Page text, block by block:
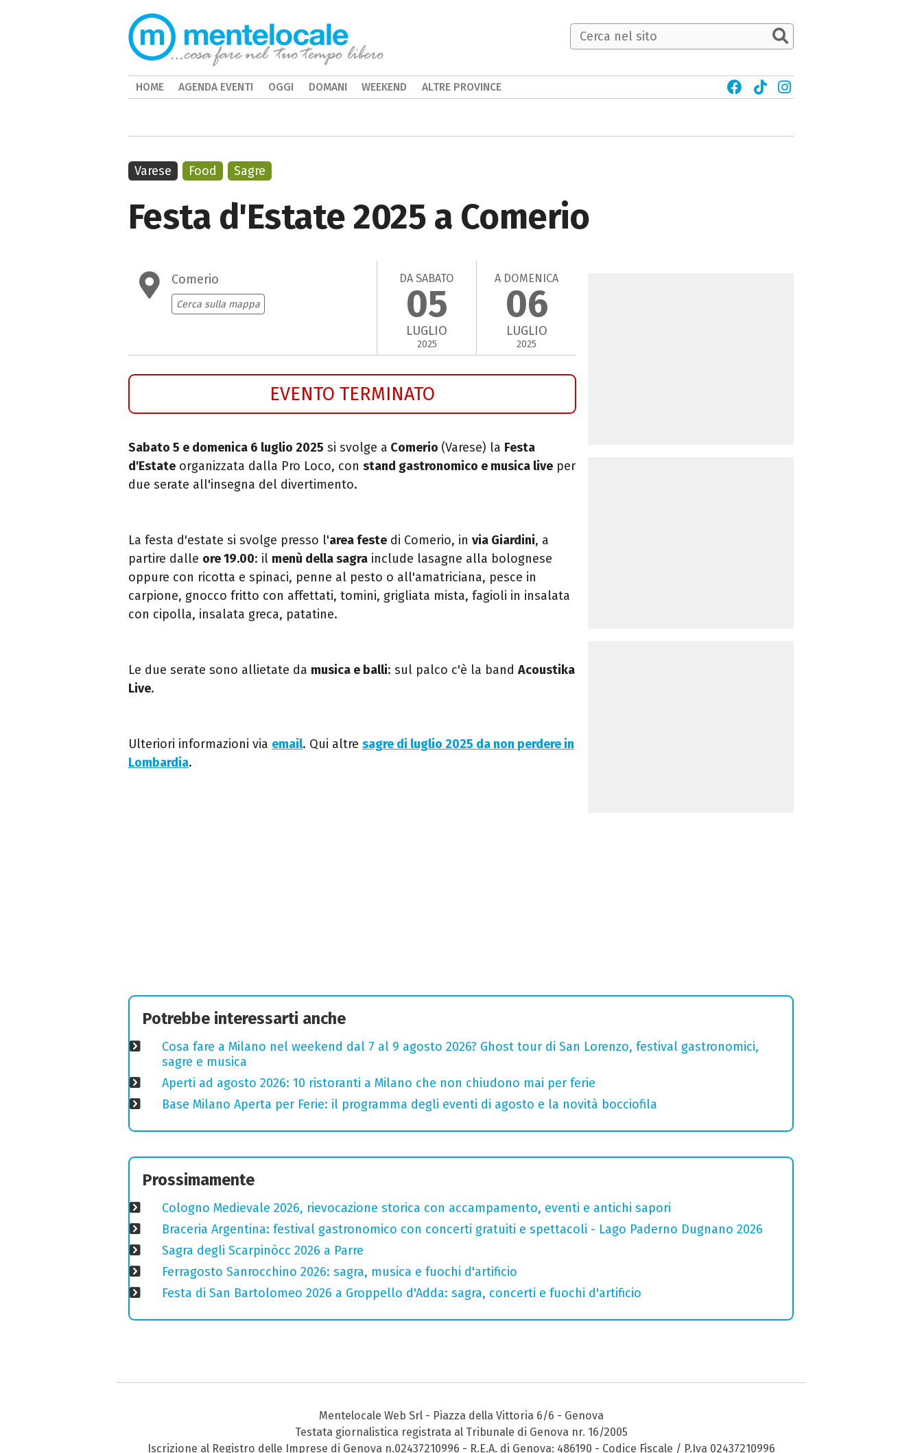
Festa d'Estate 2025 a Comerio
Comerio
Cerca sulla mappa
DA SABATO
05
LUGLIO
2025
A DOMENICA
06
LUGLIO
2025
EVENTO TERMINATO
Sabato 5 e domenica 6 luglio 2025 si svolge a Comerio (Varese) la Festa
d'Estate organizzata dalla Pro Loco, con stand gastronomico e musica live per
due serate all'insegna del divertimento.
La festa d'estate si svolge presso l'area feste di Comerio, in via Giardini, a
partire dalle ore 19.00: il menù della sagra include lasagne alla bolognese
oppure con ricotta e spinaci, penne al pesto o all'amatriciana, pesce in
carpione, gnocco fritto con affettati, tomini, grigliata mista, fagioli in insalata
con cipolla, insalata greca, patatine.
Le due serate sono allietate da musica e balli: sul palco c'è la band Acoustika
Live.
Ulteriori informazioni via email. Qui altre sagre di luglio 2025 da non perdere in
Lombardia.
Varese Food Sagre
Potrebbe interessarti anche
Cosa fare a Milano nel weekend dal 7 al 9 agosto 2026? Ghost tour di San Lorenzo, festival gastronomici,
sagre e musica
Aperti ad agosto 2026: 10 ristoranti a Milano che non chiudono mai per ferie
Base Milano Aperta per Ferie: il programma degli eventi di agosto e la novità bocciofila
Prossimamente
Cologno Medievale 2026, rievocazione storica con accampamento, eventi e antichi sapori
Braceria Argentina: festival gastronomico con concerti gratuiti e spettacoli - Lago Paderno Dugnano 2026
Sagra degli Scarpinòcc 2026 a Parre
Ferragosto Sanrocchino 2026: sagra, musica e fuochi d'artificio
Festa di San Bartolomeo 2026 a Groppello d'Adda: sagra, concerti e fuochi d'artificio
HOME AGENDA EVENTI OGGI DOMANI WEEKEND ALTRE PROVINCE
Mentelocale Web Srl - Piazza della Vittoria 6/6 - Genova
Testata giornalistica registrata al Tribunale di Genova nr. 16/2005
Iscrizione al Registro delle Imprese di Genova n.02437210996 - R.E.A. di Genova: 486190 - Codice Fiscale / P.Iva 02437210996